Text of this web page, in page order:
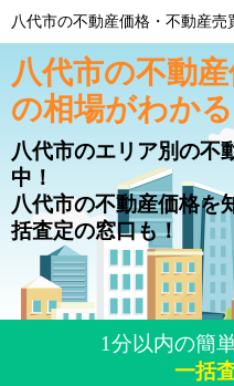
八代市の不動産価格・不動産売
八代市の不動
の相場がわかる
八代市のエリア別の不
中！
八代市の不動産価格を
括査定の窓口も！
1分以内の簡
一括